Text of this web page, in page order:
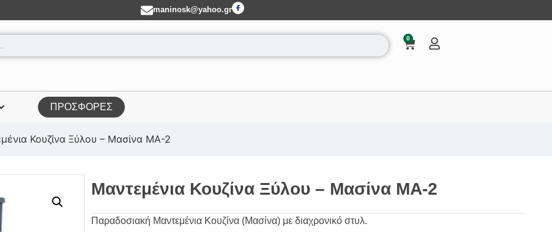
maninosk@yahoo.gr
0
ΠΡΟΣΦΟΡΕΣ
Κουζίνα Ξύλου – Μασίνα MA-2
Μαντεμένια Κουζίνα Ξύλου – Μασίνα MA-2
Παραδοσιακή Μαντεμένια Κουζίνα (Μασίνα) με διαχρονικό στυλ.